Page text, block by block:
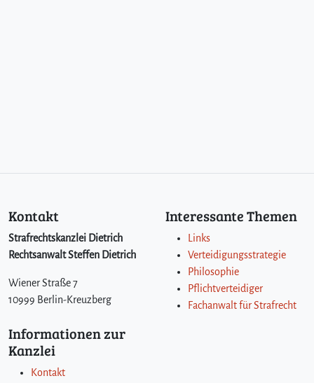
Kontakt
Strafrechtskanzlei Dietrich
Rechtsanwalt Steffen Dietrich
Wiener Straße 7
10999 Berlin-Kreuzberg
Interessante Themen
Links
Verteidigungsstrategie
Philosophie
Pflichtverteidiger
Fachanwalt für Strafrecht
Informationen zur
Kanzlei
Kontakt